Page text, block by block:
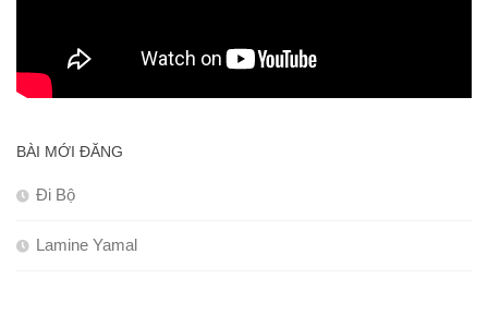
BÀI MỚI ĐĂNG
Đi Bộ
Lamine Yamal